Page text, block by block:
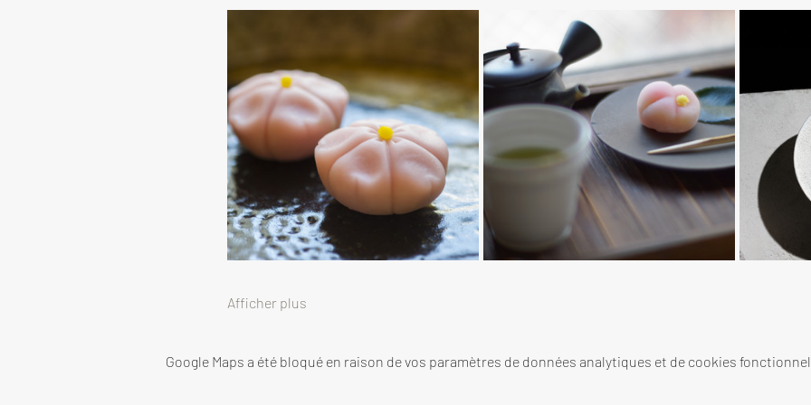
Afficher plus
Google Maps a été bloqué en raison de vos paramètres de données analytiques et de cookies